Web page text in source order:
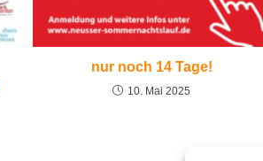
nur noch 14 Tage!
10. Mai 2025